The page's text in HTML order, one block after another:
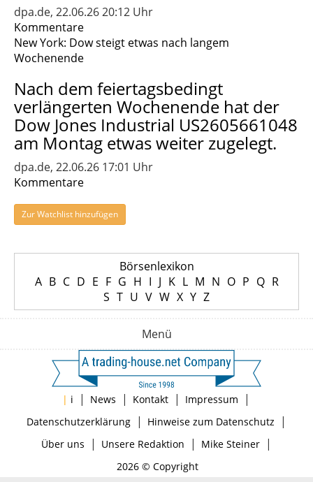
dpa.de, 22.06.26 20:12 Uhr
Kommentare
New York: Dow steigt etwas nach langem
Wochenende
Nach dem feiertagsbedingt
verlängerten Wochenende hat der
Dow Jones Industrial US2605661048
am Montag etwas weiter zugelegt.
dpa.de, 22.06.26 17:01 Uhr
Kommentare
Zur Watchlist hinzufügen
Börsenlexikon
A B C D E F G H I J K L M N O P Q R
S T U V W X Y Z
Menü
| i | News | Kontakt | Impressum |
Datenschutzerklärung| Hinweise zum Datenschutz |
Über uns | Unsere Redaktion | Mike Steiner|
2026 © Copyright